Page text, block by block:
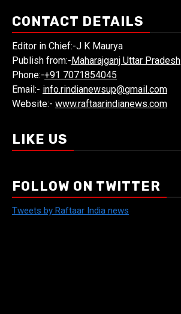
CONTACT DETAILS
Editor in Chief:-J K Maurya
Publish from:- Maharajganj Uttar Pradesh
Phone:-+91 7071854045
Email:- info.rindianewsup@gmail.com
Website:- www.raftaarindianews.com
LIKE US
FOLLOW ON TWITTER
Tweets by Raftaar India news